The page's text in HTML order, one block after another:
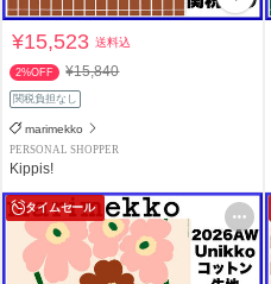
¥15,523送料込
2%OFF ¥15,840
関税負担なし
marimekko
PERSONAL SHOPPER
Kippis!
タイムセール